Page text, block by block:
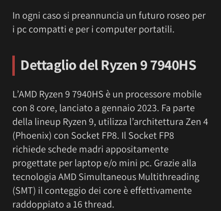
In ogni caso si preannuncia un futuro roseo per
i pc compatti e per i computer portatili.
Dettaglio del Ryzen 9 7940HS
L’AMD Ryzen 9 7940HS è un processore mobile
con 8 core, lanciato a gennaio 2023. Fa parte
della lineup Ryzen 9, utilizza l’architettura Zen 4
(Phoenix) con Socket FP8. Il Socket FP8
richiede schede madri appositamente
progettate per laptop e/o mini pc. Grazie alla
tecnologia AMD Simultaneous Multithreading
(SMT) il conteggio dei core è effettivamente
raddoppiato a 16 thread.